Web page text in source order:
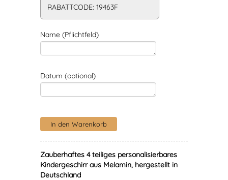
RABATTCODE: 19463F
Name (Pflichtfeld)
Datum (optional)
Zauberhaftes 4 teiliges personalisierbares
Kindergeschirr aus Melamin, hergestellt in
Deutschland